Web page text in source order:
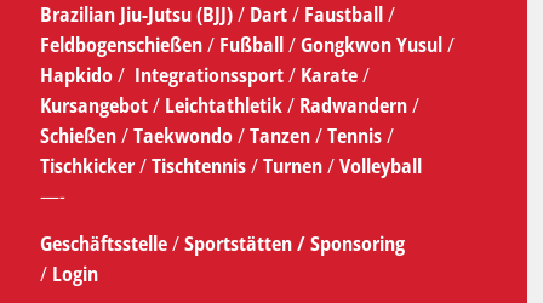
Brazilian Jiu-Jutsu (BJJ)/ Dart/ Faustball/
Feldbogenschießen/ Fußball/Gongkwon Yusul/
Hapkido/ Integrationssport/ Karate/
Kursangebot/Leichtathletik/ Radwandern/
Schießen/Taekwondo/Tanzen/Tennis/
Tischkicker/Tischtennis/Turnen/Volleyball
—-
Geschäftsstelle/Sportstätten /Sponsoring
/ Login